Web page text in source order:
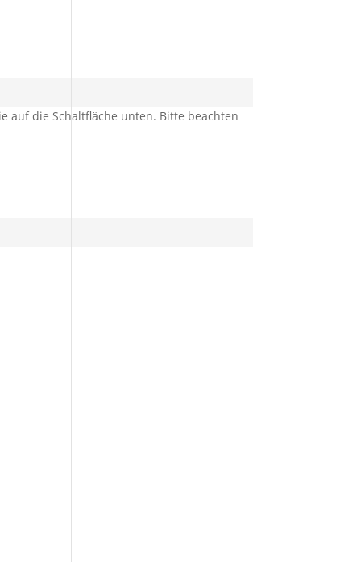
auf die Schaltfläche unten. Bitte beachten